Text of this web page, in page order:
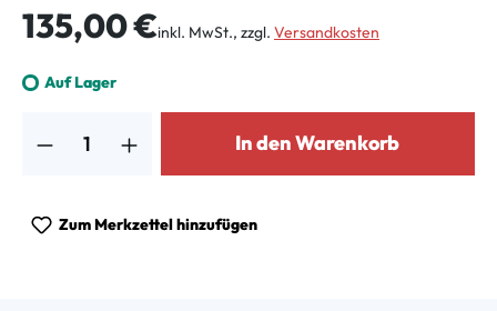
Regulärer Preis:
135,00 €inkl. MwSt., zzgl. Versandkosten
Auf Lager
In den Warenkorb
Zum Merkzettel hinzufügen